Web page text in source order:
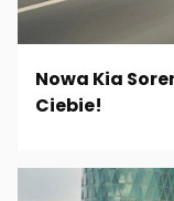
Nowa Kia
Ciebie!